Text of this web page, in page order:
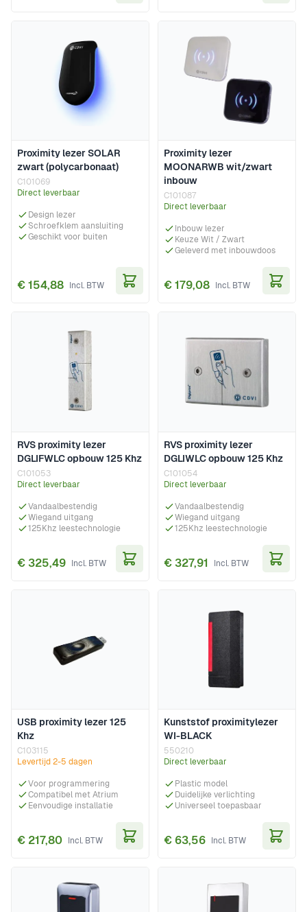
Proximity lezer SOLAR
zwart (polycarbonaat)
C101069
Direct leverbaar
Design lezer
Schroefklem aansluiting
Geschikt voor buiten
€ 154,88
Proximity lezer
MOONARWB wit/zwart
inbouw
C101087
Direct leverbaar
Inbouw lezer
Keuze Wit / Zwart
Geleverd met inbouwdoos
€ 179,08
RVS proximity lezer
DGLIFWLC opbouw 125 Khz
C101053
Direct leverbaar
Vandaalbestendig
Wiegand uitgang
125Khz leestechnologie
€ 325,49
RVS proximity lezer
DGLIWLC opbouw 125 Khz
C101054
Direct leverbaar
Vandaalbestendig
Wiegand uitgang
125Khz leestechnologie
€ 327,91
USB proximity lezer 125
Khz
C103115
Levertijd 2-5 dagen
Voor programmering
Compatibel met Atrium
Eenvoudige installatie
€ 217,80
Kunststof proximitylezer
WI-BLACK
550210
Direct leverbaar
Plastic model
Duidelijke verlichting
Universeel toepasbaar
€ 63,56